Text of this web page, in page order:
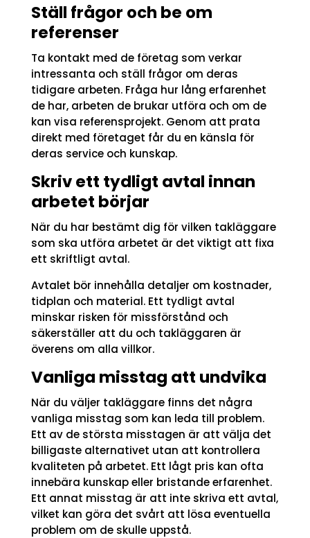
Ställ frågor och be om
referenser
Ta kontakt med de företag som verkar
intressanta och ställ frågor om deras
tidigare arbeten. Fråga hur lång erfarenhet
de har, arbeten de brukar utföra och om de
kan visa referensprojekt. Genom att prata
direkt med företaget får du en känsla för
deras service och kunskap.
Skriv ett tydligt avtal innan
arbetet börjar
När du har bestämt dig för vilken takläggare
som ska utföra arbetet är det viktigt att fixa
ett skriftligt avtal.
Avtalet bör innehålla detaljer om kostnader,
tidplan och material. Ett tydligt avtal
minskar risken för missförstånd och
säkerställer att du och takläggaren är
överens om alla villkor.
Vanliga misstag att undvika
När du väljer takläggare finns det några
vanliga misstag som kan leda till problem.
Ett av de största misstagen är att välja det
billigaste alternativet utan att kontrollera
kvaliteten på arbetet. Ett lågt pris kan ofta
innebära kunskap eller bristande erfarenhet.
Ett annat misstag är att inte skriva ett avtal,
vilket kan göra det svårt att lösa eventuella
problem om de skulle uppstå.